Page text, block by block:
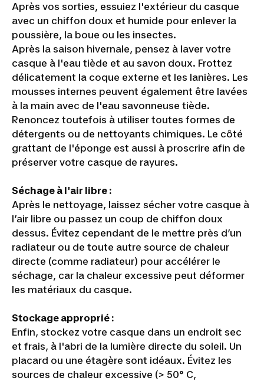
Après vos sorties, essuiez l'extérieur du casque
avec un chiffon doux et humide pour enlever la
poussière, la boue ou les insectes.
Après la saison hivernale, pensez à laver votre
casque à l'eau tiède et au savon doux. Frottez
délicatement la coque externe et les lanières. Les
mousses internes peuvent également être lavées
à la main avec de l'eau savonneuse tiède.
Renoncez toutefois à utiliser toutes formes de
détergents ou de nettoyants chimiques. Le côté
grattant de l'éponge est aussi à proscrire afin de
préserver votre casque de rayures.
Séchage à l'air libre :
Après le nettoyage, laissez sécher votre casque à
l’air libre ou passez un coup de chiffon doux
dessus. Évitez cependant de le mettre près d’un
radiateur ou de toute autre source de chaleur
directe (comme radiateur) pour accélérer le
séchage, car la chaleur excessive peut déformer
les matériaux du casque.
Stockage approprié :
Enfin, stockez votre casque dans un endroit sec
et frais, à l'abri de la lumière directe du soleil. Un
placard ou une étagère sont idéaux. Évitez les
sources de chaleur excessive (> 50° C,